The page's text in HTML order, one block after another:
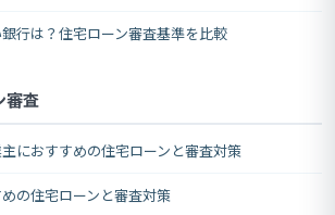
行は？住宅ローン審査基準を比較
審査
におすすめの住宅ローンと審査対策
の住宅ローンと審査対策